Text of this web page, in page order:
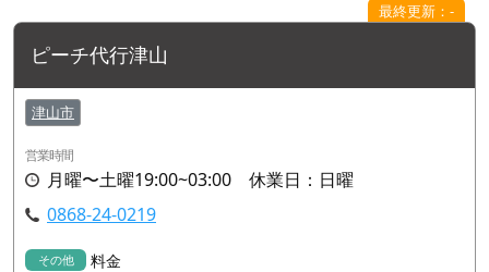
最終更新：-
ピーチ代行津山
津山市
営業時間
月曜〜土曜19:00~03:00 休業日：日曜
0868-24-0219
その他 料金